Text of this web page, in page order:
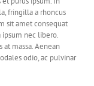
fringilla a rhoncus
sit amet consequat
ipsum nec libero.
massa. Aenean
odio, ac pulvinar